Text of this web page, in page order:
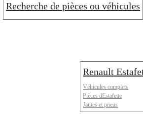
Recherche de pièces ou véhicules
Renault
Véhicules complets
Pièces dEstafette
Jantes et pneus